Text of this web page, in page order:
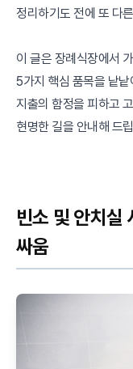
정리하기도 전에 또 다
이 글은 장례식장에서
5가지 핵심 품목을 낱
지출의 함정을 피하고
현명한 길을 안내해 드
빈소 및 안치실
싸움